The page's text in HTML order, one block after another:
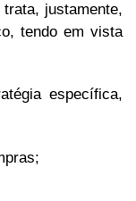
trata, justamente,
tendo em vista
específica,